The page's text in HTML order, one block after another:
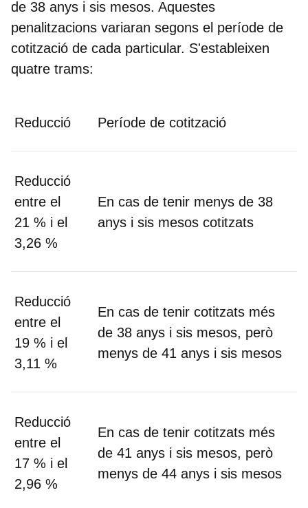
de 38 anys i sis mesos. Aquestes
penalitzacions variaran segons el període de
cotització de cada particular. S'estableixen
quatre trams:
Reducció Període de cotització
Reducció
entre el
21 % i el
3,26 %
En cas de tenir menys de 38
anys i sis mesos cotitzats
Reducció
entre el
19 % i el
3,11 %
En cas de tenir cotitzats més
de 38 anys i sis mesos, però
menys de 41 anys i sis mesos
Reducció
entre el
17 % i el
2,96 %
En cas de tenir cotitzats més
de 41 anys i sis mesos, però
menys de 44 anys i sis mesos